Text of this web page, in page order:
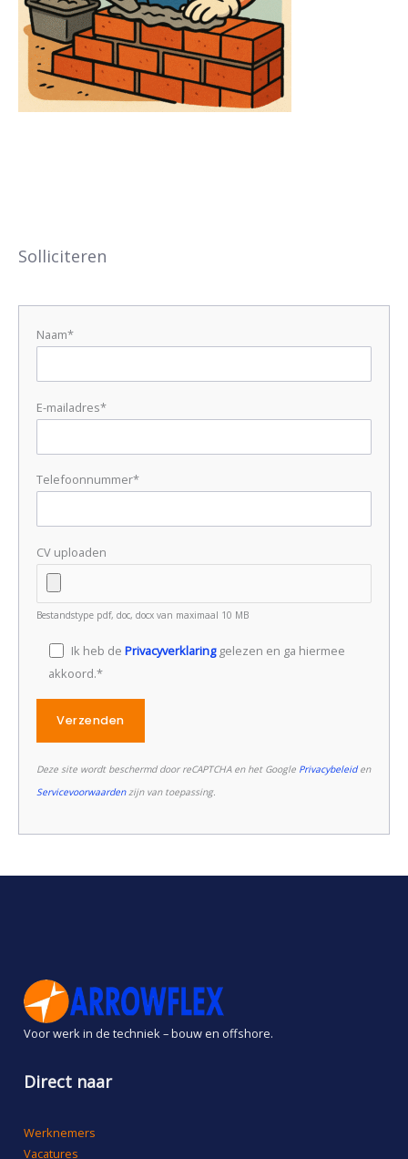
Solliciteren
Naam*
E-mailadres*
Telefoonnummer*
CV uploaden
Bestandstype pdf, doc, docx van maximaal 10 MB
Ik heb de Privacyverklaringgelezen en ga hiermee
akkoord.*
Deze site wordt beschermd door reCAPTCHA en het Google Privacybeleiden
Servicevoorwaardenzijn van toepassing.
Voor werk in de techniek – bouw en offshore.
Direct naar
Werknemers
Vacatures